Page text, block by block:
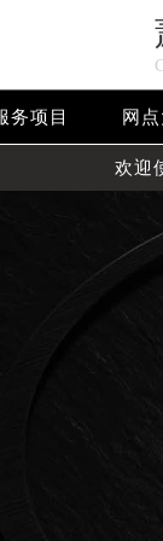
务项目 网
欢迎